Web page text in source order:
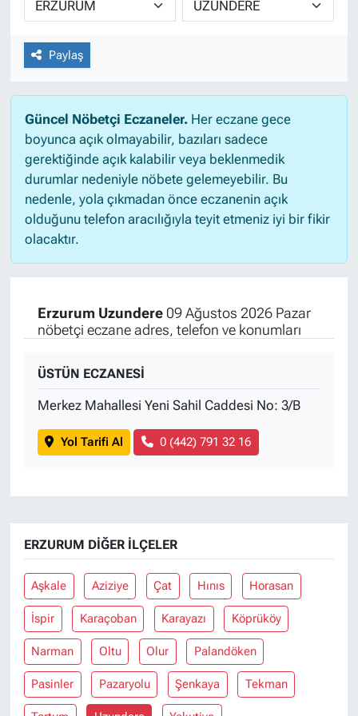
Paylaş
Güncel Nöbetçi Eczaneler.Her eczane gece
boyunca açık olmayabilir, bazıları sadece
gerektiğinde açık kalabilir veya beklenmedik
durumlar nedeniyle nöbete gelemeyebilir. Bu
nedenle, yola çıkmadan önce eczanenin açık
olduğunu telefon aracılığıyla teyit etmeniz iyi bir fikir
olacaktır.
Erzurum Uzundere09 Ağustos 2026 Pazar
nöbetçi eczane adres, telefon ve konumları
ÜSTÜN ECZANESİ
Merkez Mahallesi Yeni Sahil Caddesi No: 3/B
Yol Tarifi Al 0 (442) 791 32 16
ERZURUM DIĞER İLÇELER
Aşkale Aziziye Çat Hınıs Horasan
İspir Karaçoban Karayazı Köprüköy
Narman Oltu Olur Palandöken
Pasinler Pazaryolu Şenkaya Tekman